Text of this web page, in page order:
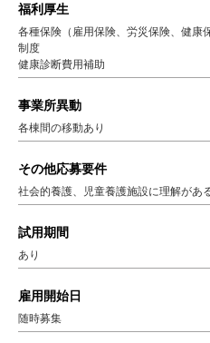
福利厚生
各種保険（雇用保険、労災保険、健康
制度
健康診断費用補助
事業所異動
各棟間の移動あり
その他応募要件
社会的養護、児童養護施設に理解があ
試用期間
あり
雇用開始日
随時募集